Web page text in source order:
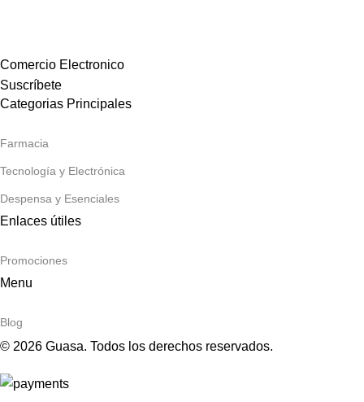
Comercio Electronico
Suscríbete
Categorias Principales
Farmacia
Tecnología y Electrónica
Despensa y Esenciales
Enlaces útiles
Promociones
Menu
Blog
© 2026 Guasa. Todos los derechos reservados.